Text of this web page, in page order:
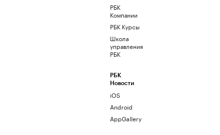
РБК
Компании
РБК Курсы
Школа
управления
РБК
РБК
Новости
iOS
Android
AppGallery